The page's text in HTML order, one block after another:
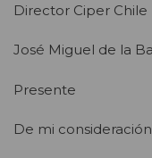
Director Ciper Chile
José Miguel de la
Presente
De mi